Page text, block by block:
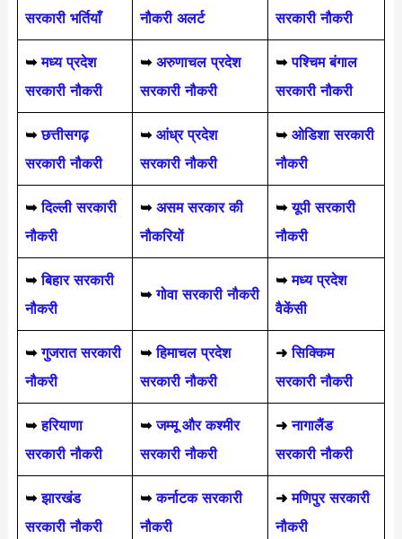
सरकारी भर्तियाँ
नौकरी अलर्ट
सरकारी नौकरी
➥ मध्य प्रदेश
सरकारी नौकरी
➥ अरुणाचल प्रदेश
सरकारी नौकरी
➥ पश्चिम बंगाल
सरकारी नौकरी
➥ छत्तीसगढ़
सरकारी नौकरी
➥ आंध्र प्रदेश
सरकारी नौकरी
➥ ओडिशा सरकारी
नौकरी
➥ दिल्ली सरकारी
नौकरी
➥ असम सरकार की
नौकरियों
➥ यूपी सरकारी
नौकरी
➥बिहार सरकारी
नौकरी
➥गोवा सरकारी नौकरी
➥ मध्य प्रदेश
वैकेंसी
➥ गुजरात सरकारी
नौकरी
➥हिमाचल प्रदेश
सरकारी नौकरी
➜ सिक्किम
सरकारी नौकरी
➥हरियाणा
सरकारी नौकरी
➥जम्मू और कश्मीर
सरकारी नौकरी
➜ नागालैंड
सरकारी नौकरी
➥ झारखंड
सरकारी नौकरी
➥ कर्नाटक सरकारी
नौकरी
➜ मणिपुर सरकारी
नौकरी